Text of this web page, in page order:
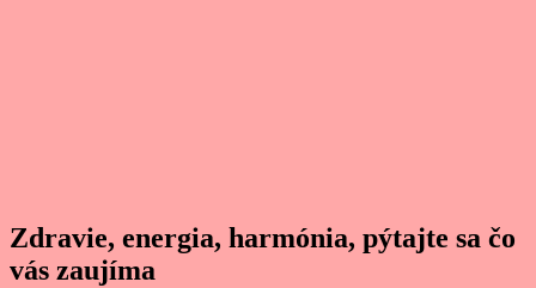
Zdravie, energia, harmónia, pýtajte sa čo
vás zaujíma